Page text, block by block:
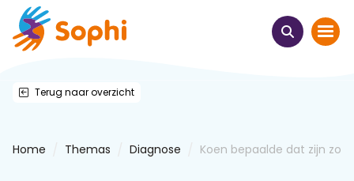
Thema's
Terug naar overzicht
Home Themas Diagnose Koen bepaalde dat zijn